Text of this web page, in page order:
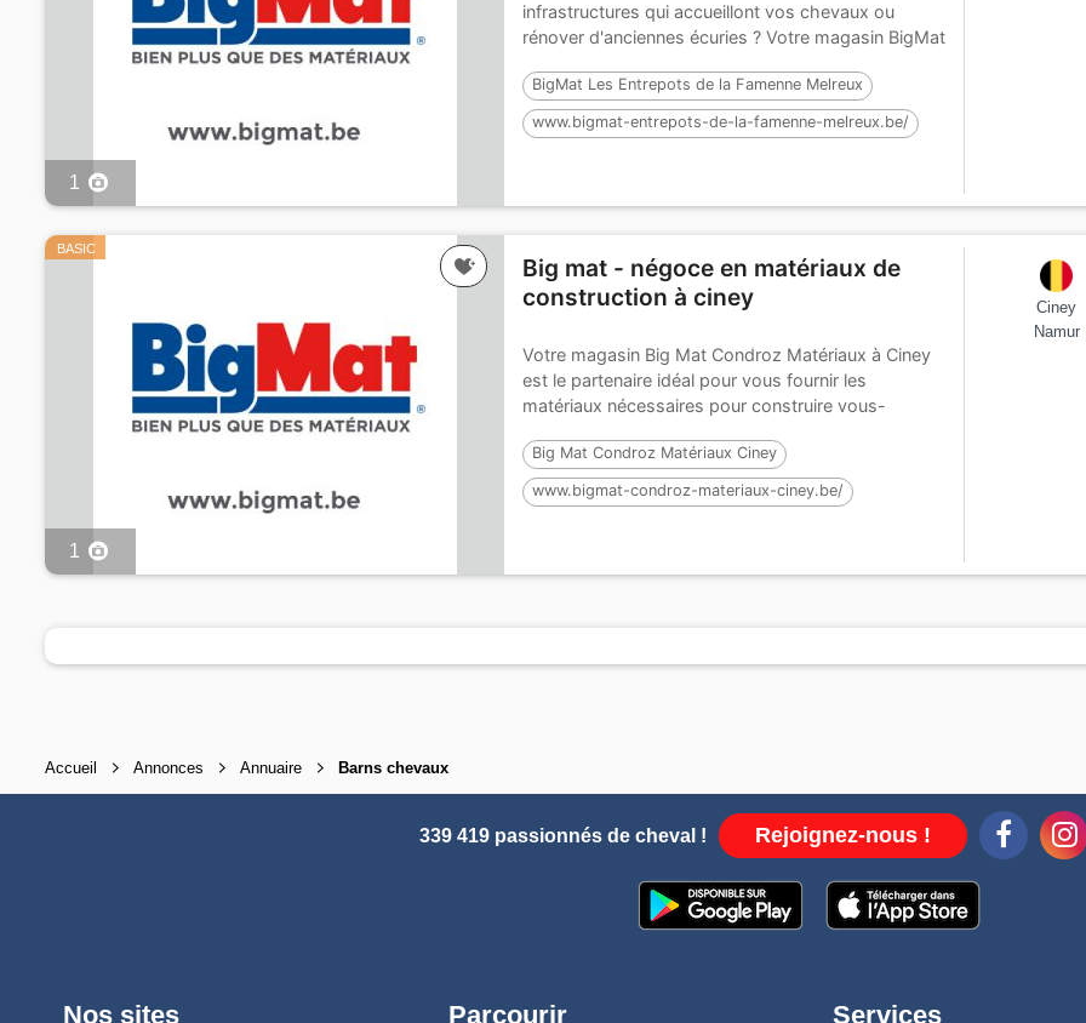
1
infrastructures qui accueillont vos chevaux ou
rénover d'anciennes écuries ? Votre magasin BigMat
BigMat Les Entrepots de la Famenne Melreux
www.bigmat-entrepots-de-la-famenne-melreux.be/
BASIC
1
Big mat - négoce en matériaux de
construction à ciney
Votre magasin Big Mat Condroz Matériaux à Ciney
est le partenaire idéal pour vous fournir les
matériaux nécessaires pour construire vous-
Big Mat Condroz Matériaux Ciney
www.bigmat-condroz-materiaux-ciney.be/
Ciney
Namur
Accueil Annonces Annuaire Barns chevaux
339 419 passionnés de cheval ! Rejoignez-nous !
Nos sites Parcourir Services